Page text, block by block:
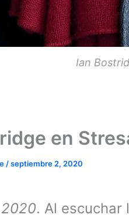
Ian
en
/septiembre 2, 2020
. Al escuchar